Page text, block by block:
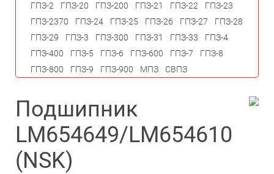
Подшипник
LM654649/LM654610
(NSK)
ГПЗ-2
ГПЗ-20 ГПЗ-200 ГПЗ-21 ГПЗ-22
ГПЗ-23
ГПЗ-2370
ГПЗ-24 ГПЗ-25 ГПЗ-26 ГПЗ-27
ГПЗ-28
ГПЗ-29
ГПЗ-3 ГПЗ-300 ГПЗ-31 ГПЗ-33
ГПЗ-4
ГПЗ-400
ГПЗ-5 ГПЗ-6 ГПЗ-600 ГПЗ-7
ГПЗ-8
ГПЗ-800
ГПЗ-9 ГПЗ-900 МПЗ СВПЗ